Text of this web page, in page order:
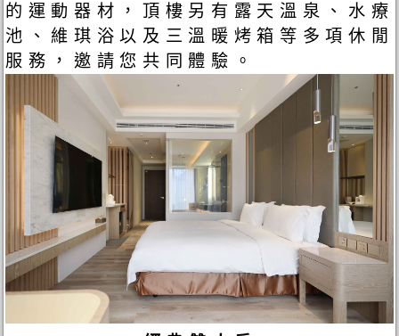
的運動器材，頂樓另有露天溫泉、水療
池、維琪浴以及三溫暖烤箱等多項休閒
服務，邀請您共同體驗。